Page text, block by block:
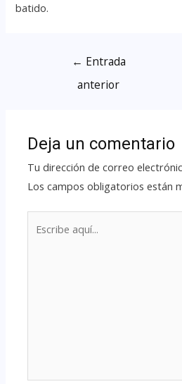
batido.
← Entrada
anterior
Deja un comentario
Tu dirección de correo
Los campos obligatorios están